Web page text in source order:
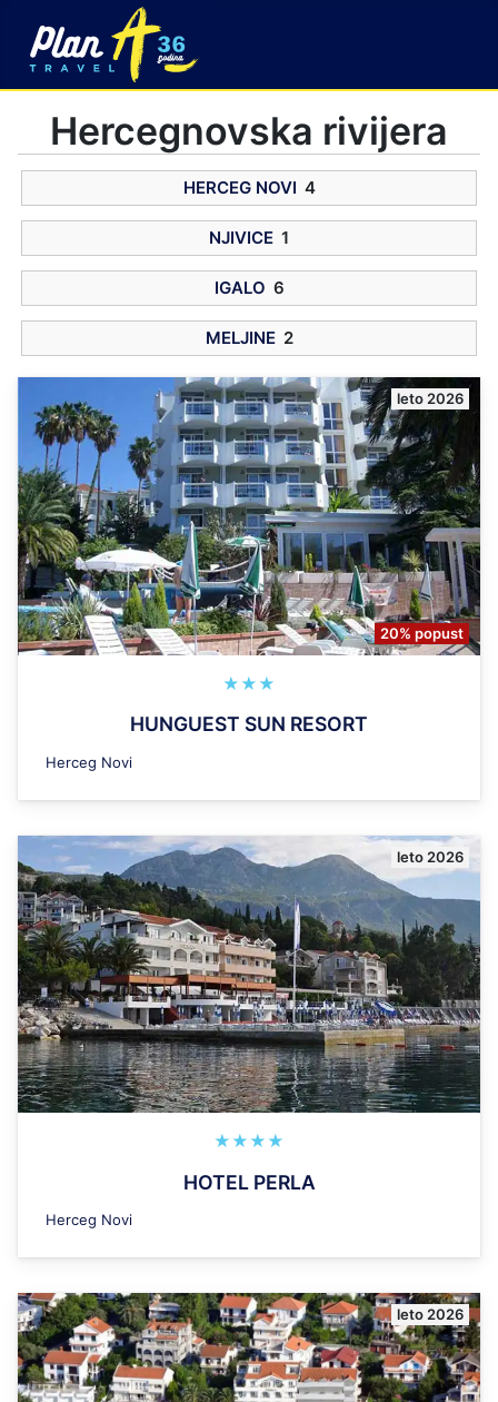
Hercegnovska rivijera
HERCEG NOVI4
NJIVICE1
IGALO6
MELJINE2
leto 2026
20% popust
★★★
HUNGUEST SUN RESORT
Herceg Novi
leto 2026
★★★★
HOTEL PERLA
Herceg Novi
leto 2026